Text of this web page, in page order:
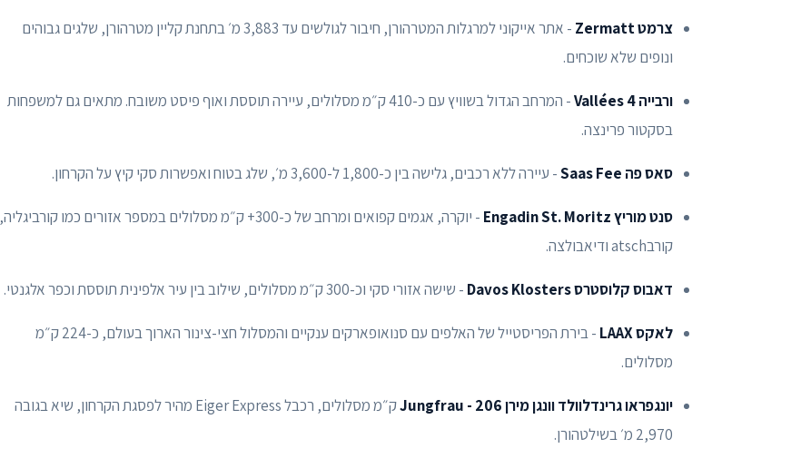
צרמט Zermatt
- אתר אייקוני למרגלות המטרהורן, חיבור לגולשים עד 3,883 מ׳ בתחנת קליין מטרהורן, שלגים גבוהים
ונופים שלא שוכחים.
ורבייה 4 Vallées
- המרחב הגדול בשוויץ עם כ-410 ק״מ מסלולים, עיירה תוססת ואוף פיסט משובח. מתאים גם למשפחות
בסקטור פרינצה.
סאס פה Saas Fee - עיירה ללא רכבים, גלישה בין כ-1,800 ל-3,600 מ׳, שלג בטוח ואפשרות סקי קיץ על הקרחון.
סנט מוריץ Engadin St. Moritz
- יוקרה, אגמים קפואים ומרחב של כ-300+ ק״מ מסלולים במספר אזורים כמו קורביגליה,
קורבatsch ודיאבולצה.
דאבוס קלוסטרס Davos Klosters - שישה אזורי סקי וכ-300 ק״מ מסלולים, שילוב בין עיר אלפינית תוססת וכפר אלגנטי.
לאקס LAAX
- בירת הפריסטייל של האלפים עם סנואופארקים ענקיים והמסלול חצי-צינור הארוך בעולם, כ-224 ק״מ
מסלולים.
יונגפראו גרינדלוולד וונגן מירן Jungfrau - 206
ק״מ מסלולים, רכבל Eiger Express מהיר לפסגת הקרחון, שיא בגובה
2,970 מ׳ בשילטהורן.